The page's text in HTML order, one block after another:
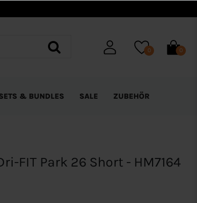
0 0
& BUNDLES SALE ZUBEHÖR
FIT Park 26 Short - HM7164